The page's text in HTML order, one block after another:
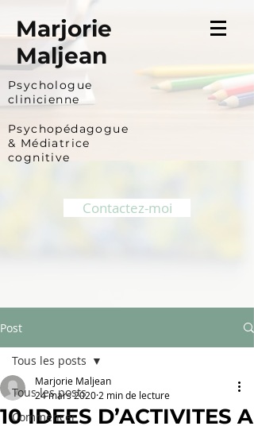
Marjorie
Maljean
Psychologue
clinicienne
Psychopédagogue
& Médiatrice
cognitive
Contactez-moi
Post
Tous les posts
Commencer
Tous les posts
10 IDEES D’ACTIVITES A
Marjorie Maljean
24 mars 2020 2 min de lecture